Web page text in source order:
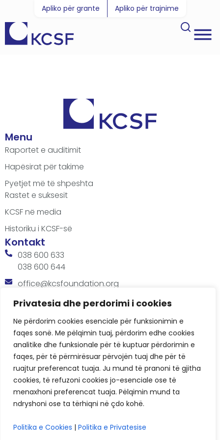
Privatesia dhe perdorimi i cookies
Ne përdorim cookies esenciale për funksionimin e
faqes sonë. Me pëlqimin tuaj, përdorim edhe cookies
analitike dhe funksionale për të kuptuar përdorimin e
faqes, për të përmirësuar përvojën tuaj dhe për të
ruajtur preferencat tuaja. Ju mund të pranoni të gjitha
cookies, të refuzoni cookies jo-esenciale ose të
menaxhoni preferencat tuaja. Pëlqimin mund ta
ndryshoni ose ta tërhiqni në çdo kohë.
Politika e Cookies | Politika e Privatesise
Apliko për grante Apliko për trajnime
Menu
Raportet e auditimit
Hapësirat për takime
Pyetjet më të shpeshta
Rastet e suksesit
KCSF në media
Historiku i KCSF-së
Kontakt
038 600 633
038 600 644
office@kcsfoundation.org
Besa Imami, Lam A, H1, Kat.12, nr. 65-1, Lakrishtë,
Orari
8:00 AM - 4:00 PM
KCSF © 2026
Politikat e Privatësisë